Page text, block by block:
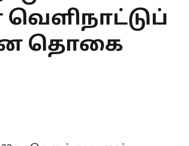
வெளிநாட்டுப்
தொகை